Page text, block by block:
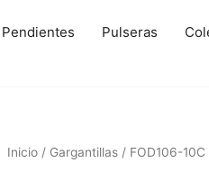
Pendientes Pulseras
Inicio / Gargantillas / FOD106-